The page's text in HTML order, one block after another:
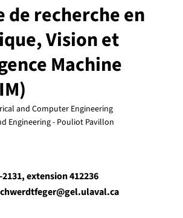
Dr. Yang Wang Dept. of Computer
and Software Engineering Concordia...
de recherche en
Vision et
Machine
and Computer Engineering
Engineering - Pouliot Pavillon
, extension 412236